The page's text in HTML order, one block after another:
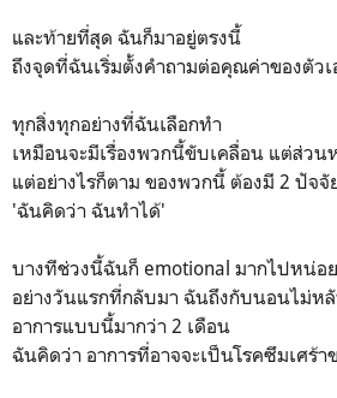
และท้ายที่สุด ฉันก็มาอยู่ตรงนี้
ถึงจุดที่ฉันเริ่มตั้งคำถามต่อคุณค่าของตัวเ
ทุกสิ่งทุกอย่างที่ฉันเลือกทำ
เหมือนจะมีเรื่องพวกนี้ขับเคลื่อน แต่ส่วน
แต่อย่างไรก็ตาม ของพวกนี้ ต้องมี 2 ปัจ
'ฉันคิดว่า ฉันทำได้'
บางทีช่วงนี้ฉันก็ emotional มากไปหน่อ
อย่างวันแรกที่กลับมา ฉันถึงกับนอนไม่หลั
อาการแบบนี้มากว่า 2 เดือน
ฉันคิดว่า อาการที่อาจจะเป็นโรคซึมเศร้า